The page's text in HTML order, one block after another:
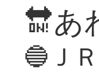
🔛あ
🔵Ｊ